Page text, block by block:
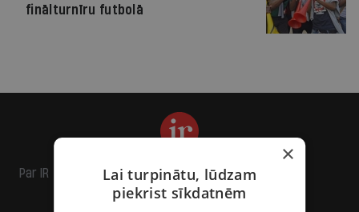
finālturnīru futbolā
Par IR
×
Lai turpinātu, lūdzam
piekrist sīkdatnēm